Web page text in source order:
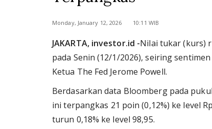
Monday, January 12, 2026 10:11 WIB
JAKARTA, investor.id -Nilai tukar (kurs)
pada Senin (12/1/2026), seiring
Ketua The Fed Jerome Powell.
Berdasarkan data Bloomberg pada
ini terpangkas 21 poin (0,12%) ke level
turun 0,18% ke level 98,95.